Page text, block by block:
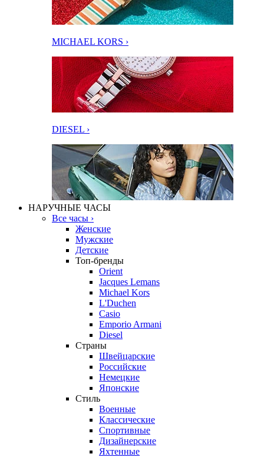
MICHAEL KORS ›
DIESEL ›
НАРУЧНЫЕ ЧАСЫ
Все часы ›
Женские
Мужские
Детские
Топ-бренды
Orient
Jacques Lemans
Michael Kors
L'Duchen
Casio
Emporio Armani
Diesel
Страны
Швейцарские
Российские
Немецкие
Японские
Стиль
Военные
Классические
Спортивные
Дизайнерские
Яхтенные